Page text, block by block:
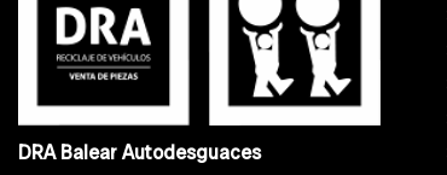
DRA Balear Autodesguaces